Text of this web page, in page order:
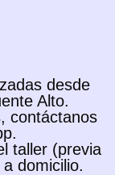
desde
Alto.
contáctanos
taller (previa
domicilio.